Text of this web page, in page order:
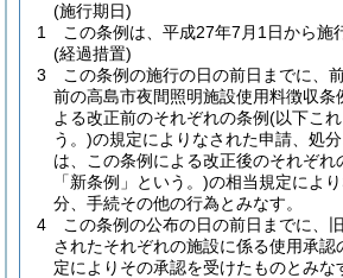
(施行期日)
1
この条例は、平成27年7月1日から施
(経過措置)
3
この条例の施行の日の前日までに、
前の高島市夜間照明施設使用料徴収条
よる改正前のそれぞれの条例(以下こ
う。)の規定によりなされた申請、処
は、この条例による改正後のそれぞれ
「新条例」という。)の相当規定によ
分、手続その他の行為とみなす。
4
この条例の公布の日の前日までに、
されたそれぞれの施設に係る使用承認
定によりその承認を受けたものとみな